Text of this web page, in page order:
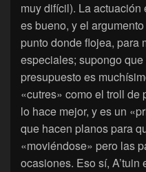
muy difícil). La
es bueno, y el
punto donde flojea, para
especiales; supongo
presupuesto es
«cutres» como el troll de
lo hace mejor, y es un
que hacen planos para
«moviéndose» pero las
ocasiones. Eso sí, A’tuin